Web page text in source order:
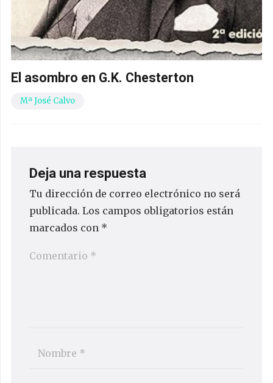
El asombro en G.K. Chesterton
Mª José Calvo
Deja una respuesta
Tu dirección de correo electrónico no será
publicada. Los campos obligatorios están
marcados con *